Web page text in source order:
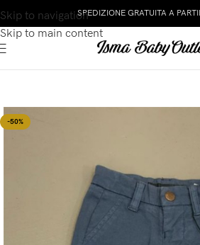
Skip to navigation
Skip to main content
SPEDIZIONE GRATUITA A
-50%